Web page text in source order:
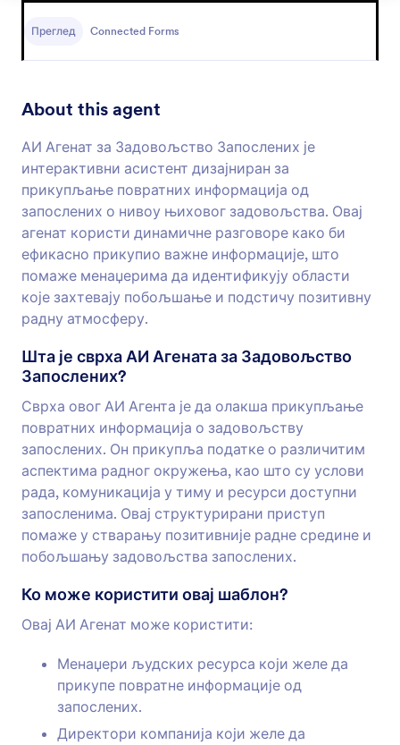
Преглед Connected Forms
About this agent
АИ Агенат за Задовољство Запослених је
интерактивни асистент дизајниран за
прикупљање повратних информација од
запослених о нивоу њиховог задовољства. Овај
агенат користи динамичне разговоре како би
ефикасно прикупио важне информације, што
помаже менаџерима да идентификују области
које захтевају побољшање и подстичу позитивну
радну атмосферу.
Шта је сврха АИ Агената за Задовољство
Запослених?
Сврха овог АИ Агента је да олакша прикупљање
повратних информација о задовољству
запослених. Он прикупља податке о различитим
аспектима радног окружења, као што су услови
рада, комуникација у тиму и ресурси доступни
запосленима. Овај структурирани приступ
помаже у стварању позитивније радне средине и
побољшању задовољства запослених.
Ко може користити овај шаблон?
Овај АИ Агенат може користити:
Менаџери људских ресурса који желе да
прикупе повратне информације од
запослених.
Директори компанија који желе да